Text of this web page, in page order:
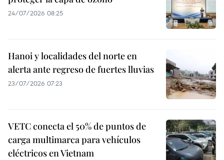
24/07/2026 08:25
Hanoi y localidades del norte en
alerta ante regreso de fuertes lluvias
23/07/2026 07:23
VETC conecta el 50% de puntos de
carga multimarca para vehículos
eléctricos en Vietnam